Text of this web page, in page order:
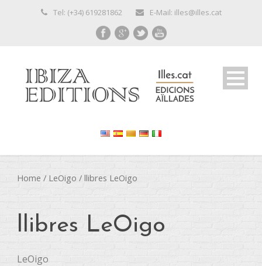
Tel: (+34) 619281862 E-Mail: illes@illes.cat
Home / LeOigo / llibres LeOigo
llibres LeOigo
LeOigo